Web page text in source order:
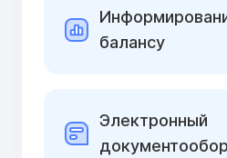
балансу
Электронный